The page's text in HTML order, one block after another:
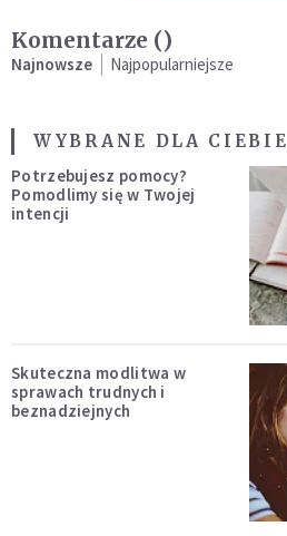
Komentarze ()
Najnowsze Najpopularniejsze
WYBRANE DLA CIEBIE
Potrzebujesz pomocy?
Pomodlimy się w Twojej
intencji
Skuteczna modlitwa w
sprawach trudnych i
beznadziejnych